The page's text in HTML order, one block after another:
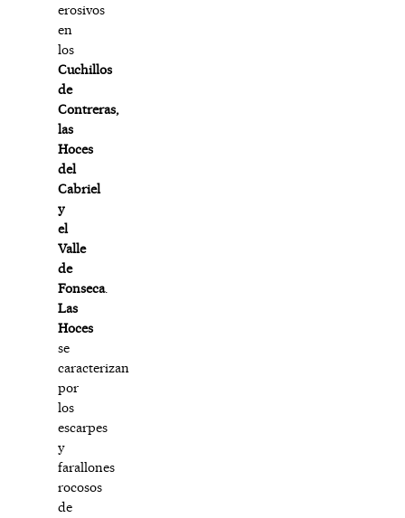
erosivos
en
los
Cuchillos
de
Contreras,
las
Hoces
del
Cabriel
y
el
Valle
de
Fonseca.
Las
Hoces
se
caracterizan
por
los
escarpes
y
farallones
rocosos
de